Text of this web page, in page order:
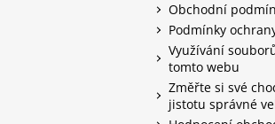
Obchodní
Podmínky
Využívání
tomto webu
Změřte si své
jistotu správné